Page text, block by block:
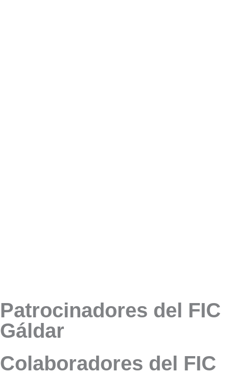
Patrocinadores del FIC
Gáldar
Colaboradores del FIC